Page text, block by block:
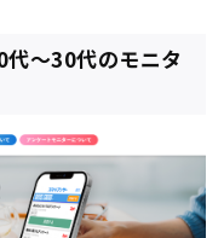
〜30代のモニタ